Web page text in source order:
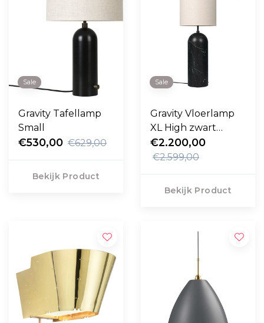
Sale
Gravity Tafellamp
Small
€530,00 €629,00
Bekijk Product
Sale
Gravity Vloerlamp
XL High zwart
marmer
€2.200,00
€2.599,00
Bekijk Product